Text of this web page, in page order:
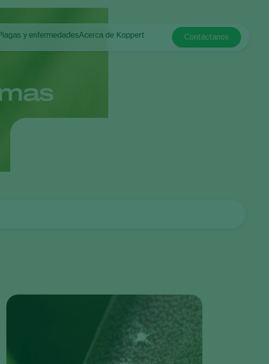
de cultivo al aire libre
y enfermedadesAcerca de Koppert
Koppert Global
Kenya
Netherlands
Paraguay
Contáctanos